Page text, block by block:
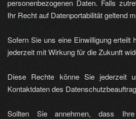
personenbezogenen Daten. Falls
Ihr Recht auf Datenportabilität geltend
Sofern Sie uns eine Einwilligung erteilt
jederzeit mit Wirkung für die Zukunft
Diese Rechte könne Sie jederzeit
Kontaktdaten des
Sollten Sie annehmen, dass